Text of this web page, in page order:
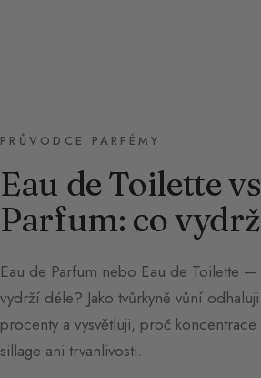
PRŮVODCE PARFÉMY
Eau de Toilette
Parfum: co
Eau de Parfum nebo Eau de Toilette
vydrží déle? Jako tvůrkyně vůní
procenty a vysvětluji, proč
sillage ani trvanlivosti.